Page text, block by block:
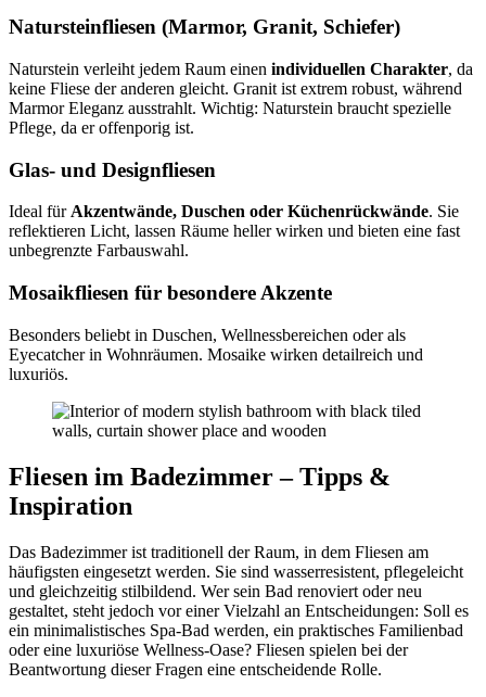
Natursteinfliesen (Marmor, Granit, Schiefer)
Naturstein verleiht jedem Raum einen individuellen Charakter, da
keine Fliese der anderen gleicht. Granit ist extrem robust, während
Marmor Eleganz ausstrahlt. Wichtig: Naturstein braucht spezielle
Pflege, da er offenporig ist.
Glas- und Designfliesen
Ideal für Akzentwände, Duschen oder Küchenrückwände. Sie
reflektieren Licht, lassen Räume heller wirken und bieten eine fast
unbegrenzte Farbauswahl.
Mosaikfliesen für besondere Akzente
Besonders beliebt in Duschen, Wellnessbereichen oder als
Eyecatcher in Wohnräumen. Mosaike wirken detailreich und
luxuriös.
Fliesen im Badezimmer – Tipps &
Inspiration
Das Badezimmer ist traditionell der Raum, in dem Fliesen am
häufigsten eingesetzt werden. Sie sind wasserresistent, pflegeleicht
und gleichzeitig stilbildend. Wer sein Bad renoviert oder neu
gestaltet, steht jedoch vor einer Vielzahl an Entscheidungen: Soll es
ein minimalistisches Spa-Bad werden, ein praktisches Familienbad
oder eine luxuriöse Wellness-Oase? Fliesen spielen bei der
Beantwortung dieser Fragen eine entscheidende Rolle.